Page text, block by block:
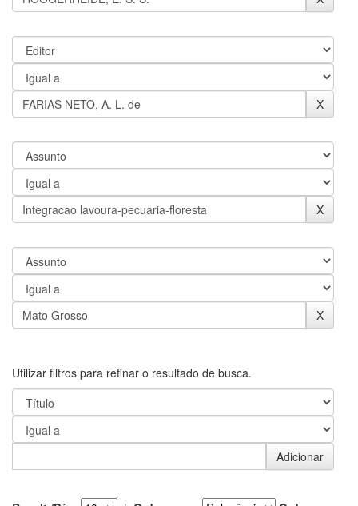
Utilizar filtros para refinar o resultado de busca.